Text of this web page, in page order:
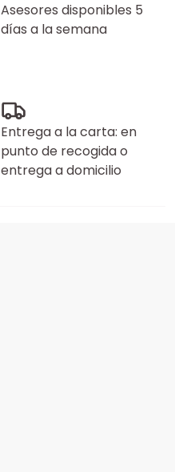
Asesores disponibles 5
días a la semana
Entrega a la carta: en
punto de recogida o
entrega a domicilio